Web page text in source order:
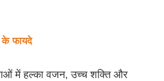
के फायदे
में हल्का वजन, उच्च शक्ति और